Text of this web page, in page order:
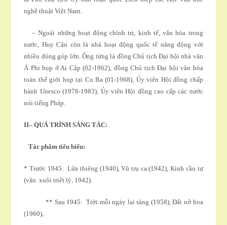
nghệ thuật Việt Nam.
– Ngoài những hoạt động chính trị, kinh tế, văn hóa trong
nước, Huy Cận còn là nhà hoạt động quốc tế năng động với
nhiều đóng góp lớn. Ông từng là đồng Chủ tịch Ðại hội nhà văn
Á Phi họp ở Ai Cập (02-1962), đồng Chủ tịch Ðại hội văn hóa
toàn thế giới họp tại Cu Ba (01-1968), Ủy viên Hội đồng chấp
hành Unesco (1978-1983), Ủy viên Hội đồng cao cấp các nước
nói tiếng Pháp.
II– QUÁ TRÌNH SÁNG TÁC:
Tác phẩm tiêu biểu:
* Trước 1945: Lửa thiêng (1940), Vũ trụ ca (1942), Kinh cầu tự
(văn xuôi triết lý, 1942).
** Sau 1945: Trời mỗi ngày lại sáng (1958), Ðất nở hoa
(1960),